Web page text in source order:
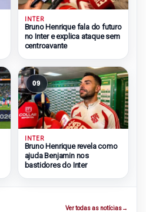
INTER
Bruno Henrique fala do futuro
no Inter e explica ataque sem
centroavante
09
INTER
Bruno Henrique revela como
ajuda Benjamin nos
bastidores do Inter
Ver todas as notícias→